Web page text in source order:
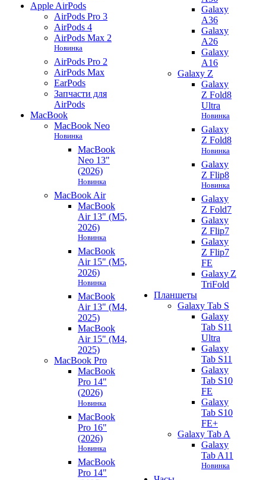
Apple AirPods
AirPods Pro 3
AirPods 4
AirPods Max 2
Новинка
AirPods Pro 2
AirPods Max
EarPods
Запчасти для
AirPods
MacBook
MacBook Neo
Новинка
MacBook
Neo 13"
(2026)
Новинка
MacBook Air
MacBook
Air 13" (M5,
2026)
Новинка
MacBook
Air 15" (M5,
2026)
Новинка
MacBook
Air 13" (M4,
2025)
MacBook
Air 15" (M4,
2025)
MacBook Pro
MacBook
Pro 14"
(2026)
Новинка
MacBook
Pro 16"
(2026)
Новинка
MacBook
Pro 14"
Galaxy
A36
Galaxy
A26
Galaxy
A16
Galaxy Z
Galaxy
Z Fold8
Ultra
Новинка
Galaxy
Z Fold8
Новинка
Galaxy
Z Flip8
Новинка
Galaxy
Z Fold7
Galaxy
Z Flip7
Galaxy
Z Flip7
FE
Galaxy Z
TriFold
Планшеты
Galaxy Tab S
Galaxy
Tab S11
Ultra
Galaxy
Tab S11
Galaxy
Tab S10
FE
Galaxy
Tab S10
FE+
Galaxy Tab A
Galaxy
Tab A11
Новинка